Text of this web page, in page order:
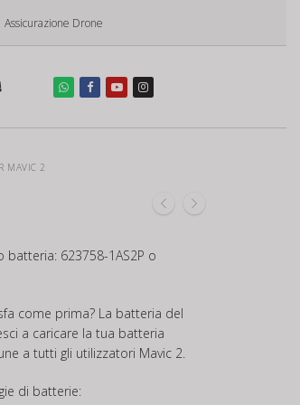
Assicurazione Drone
MAVIC 2
batteria: 623758-1AS2P o
come prima? La batteria del
a caricare la tua batteria
a tutti gli utilizzatori Mavic 2.
di batterie: